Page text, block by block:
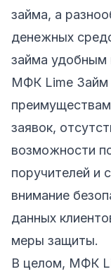
займа, а
денежных
займа удобным
МФК Lime Займ
заявок,
возможности
поручителей и
внимание
данных
меры защиты.
В целом, МФК